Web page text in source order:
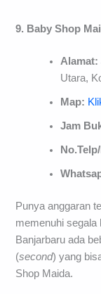
9. Baby Shop
Alamat:
Utara,
Map:
Jam
Punya anggaran
memenuhi segala
Banjarbaru ada
(second) yang
Shop Maida.